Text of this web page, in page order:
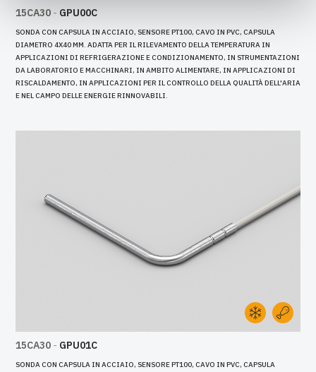
15CA30 - GPU00C
SONDA CON CAPSULA IN ACCIAIO, SENSORE PT100, CAVO IN PVC, CAPSULA
DIAMETRO 4X40 MM. ADATTA PER IL RILEVAMENTO DELLA TEMPERATURA IN
APPLICAZIONI DI REFRIGERAZIONE E CONDIZIONAMENTO, IN STRUMENTAZIONI
DA LABORATORIO E MACCHINARI, IN AMBITO ALIMENTARE, IN APPLICAZIONI DI
RISCALDAMENTO, IN APPLICAZIONI PER IL CONTROLLO DELLA QUALITÀ DELL'ARIA
E NEL CAMPO DELLE ENERGIE RINNOVABILI.
15CA30 - GPU01C
SONDA CON CAPSULA IN ACCIAIO, SENSORE PT100, CAVO IN PVC, CAPSULA